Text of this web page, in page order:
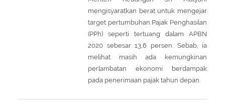
mengisyaratkan berat untuk mengejar
target pertumbuhan Pajak Penghasilan
(PPh) seperti tertuang dalam APBN
2020 sebesar 13,6 persen. Sebab, ia
melihat masih ada kemungkinan
perlambatan ekonomi berdampak
pada penerimaan pajak tahun depan.